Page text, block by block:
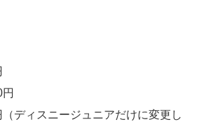
ディスニージュニアだけに変更し